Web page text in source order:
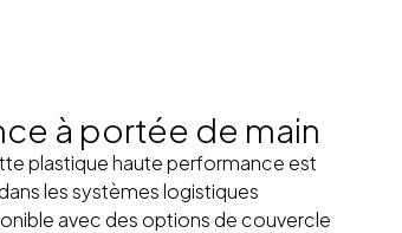
à portée de main
plastique haute performance est
les systèmes logistiques
avec des options de couvercle